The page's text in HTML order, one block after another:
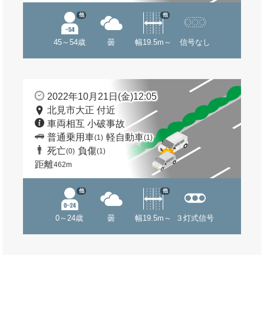
45～54歳
他
曇 幅19.5m～
他
信号なし
2022年10月21日(金)12:05
北見市大正 付近
車両相互 小破事故
普通乗用車(1) 軽自動車(1)
死亡(0) 負傷(1)
距離462m
0～24歳
他
曇 幅19.5m～
他
３灯式信号